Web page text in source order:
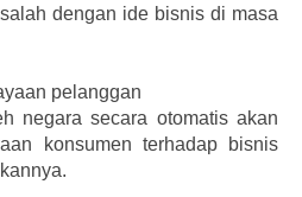
dengan ide bisnis di masa
pelanggan
negara secara otomatis akan
konsumen terhadap bisnis